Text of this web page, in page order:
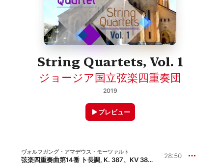
String Quartets, Vol. 1
ジョージア国立弦楽四重奏団
2019
プレビュー
ヴォルフガング・アマデウス・モーツァルト
弦楽四重奏曲第14番 ト長調, K. 387、KV 387、“ハイドン四重奏曲第1番「春」” 28:50